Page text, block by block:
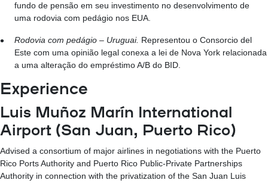
fundo de pensão em seu investimento no desenvolvimento de
uma rodovia com pedágio nos EUA.
Rodovia com pedágio – Uruguai. Representou o Consorcio del
Este com uma opinião legal conexa a lei de Nova York relacionada
a uma alteração do empréstimo A/B do BID.
Experience
Luis Muñoz Marín International
Airport (San Juan, Puerto Rico)
Advised a consortium of major airlines in negotiations with the Puerto
Rico Ports Authority and Puerto Rico Public-Private Partnerships
Authority in connection with the privatization of the San Juan Luis